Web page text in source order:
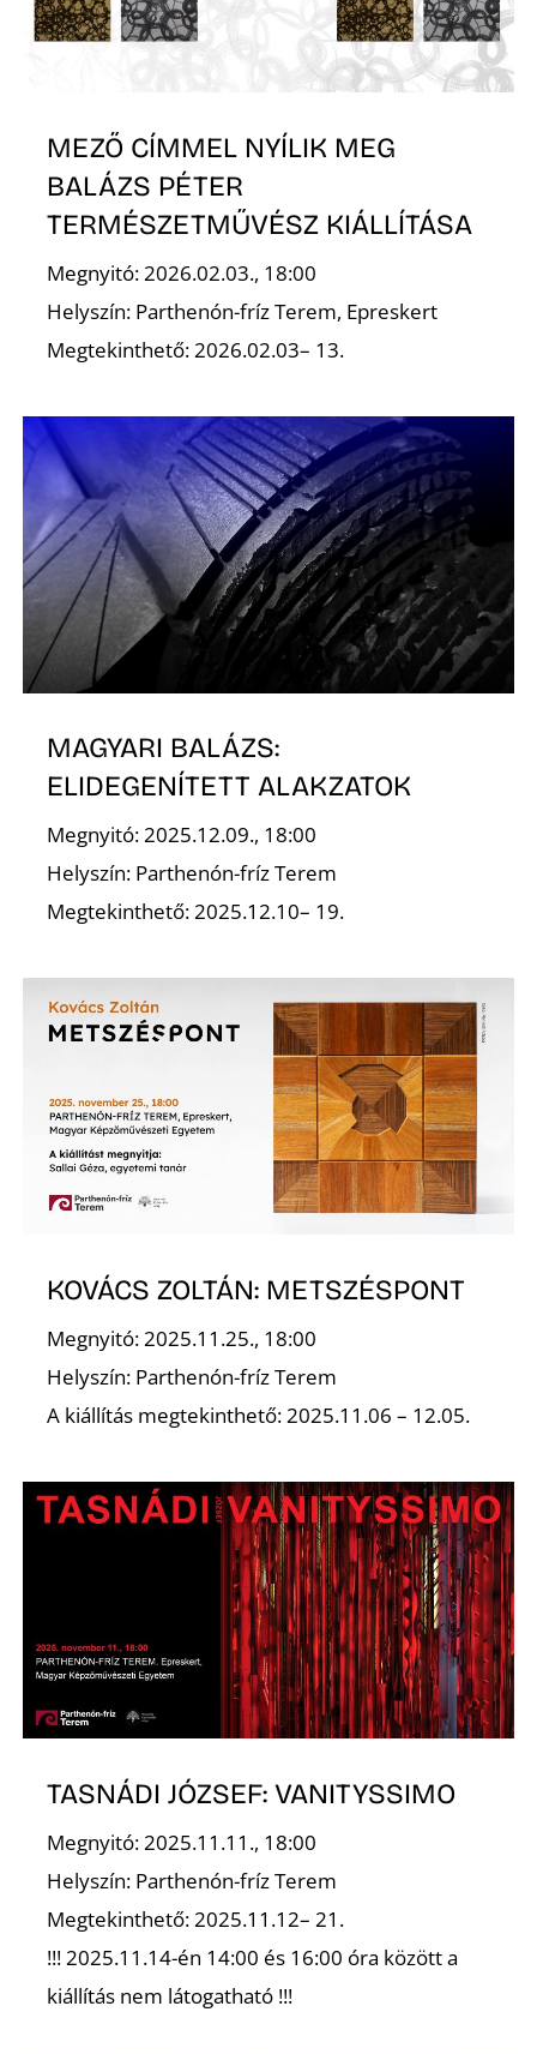
MEZŐ CÍMMEL NYÍLIK MEG
BALÁZS PÉTER
TERMÉSZETMŰVÉSZ KIÁLLÍTÁSA
Megnyitó: 2026.02.03., 18:00
Helyszín: Parthenón-fríz Terem, Epreskert
Megtekinthető: 2026.02.03– 13.
MAGYARI BALÁZS:
ELIDEGENÍTETT ALAKZATOK
Megnyitó: 2025.12.09., 18:00
Helyszín: Parthenón-fríz Terem
Megtekinthető: 2025.12.10– 19.
KOVÁCS ZOLTÁN: METSZÉSPONT
Megnyitó: 2025.11.25., 18:00
Helyszín: Parthenón-fríz Terem
A kiállítás megtekinthető: 2025.11.06 – 12.05.
TASNÁDI JÓZSEF: VANITYSSIMO
Megnyitó: 2025.11.11., 18:00
Helyszín: Parthenón-fríz Terem
Megtekinthető: 2025.11.12– 21.
!!! 2025.11.14-én 14:00 és 16:00 óra között a
kiállítás nem látogatható !!!